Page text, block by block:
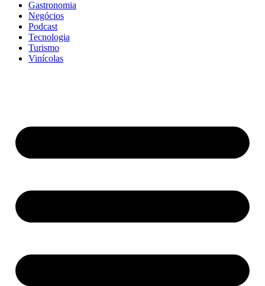
Gastronomia
Negócios
Podcast
Tecnologia
Turismo
Vinícolas